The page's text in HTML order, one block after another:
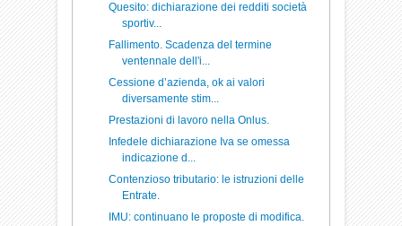
Quesito: dichiarazione dei redditi società
sportiv...
Fallimento. Scadenza del termine
ventennale dell'i...
Cessione d’azienda, ok ai valori
diversamente stim...
Prestazioni di lavoro nella Onlus.
Infedele dichiarazione Iva se omessa
indicazione d...
Contenzioso tributario: le istruzioni delle
Entrate.
IMU: continuano le proposte di modifica.